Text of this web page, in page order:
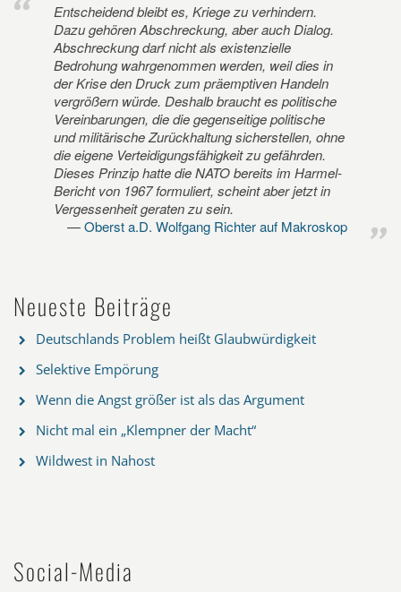
Entscheidend bleibt es, Kriege zu verhindern.
Dazu gehören Abschreckung, aber auch Dialog.
Abschreckung darf nicht als existenzielle
Bedrohung wahrgenommen werden, weil dies in
der Krise den Druck zum präemptiven Handeln
vergrößern würde. Deshalb braucht es politische
Vereinbarungen, die die gegenseitige politische
und militärische Zurückhaltung sicherstellen, ohne
die eigene Verteidigungsfähigkeit zu gefährden.
Dieses Prinzip hatte die NATO bereits im Harmel-
Bericht von 1967 formuliert, scheint aber jetzt in
Vergessenheit geraten zu sein.
Oberst a.D. Wolfgang Richter auf Makroskop
Neueste Beiträge
Deutschlands Problem heißt Glaubwürdigkeit
Selektive Empörung
Wenn die Angst größer ist als das Argument
Nicht mal ein „Klempner der Macht“
Wildwest in Nahost
Social-Media